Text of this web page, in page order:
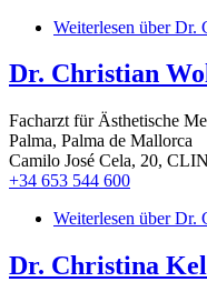
Weiterlesen über Dr.
Dr. Christian
Facharzt für Ästhetische
Palma, Palma de Mallorca
Camilo José Cela, 20,
+34 653 544 600
Weiterlesen über Dr.
Dr. Christina